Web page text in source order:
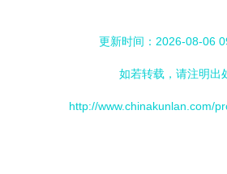
更新时间：2026-08-06
如若转载，请注明出
http://www.chinakunlan.com/